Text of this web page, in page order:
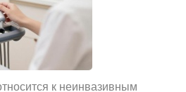
к неинвазивным